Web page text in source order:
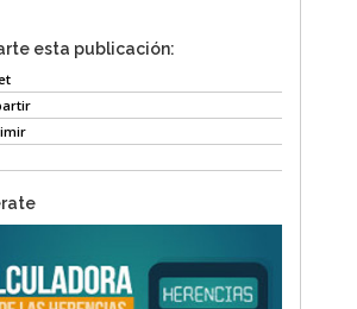
esta publicación: